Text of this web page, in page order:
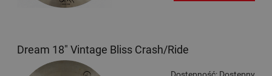
Dream 18" Vintage Bliss Crash/Ride
Dostępność: Dostępny